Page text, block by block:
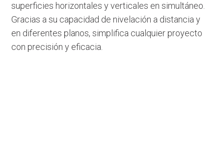
superficies horizontales y verticales en simultáneo.
Gracias a su capacidad de nivelación a distancia y
en diferentes planos, simplifica cualquier proyecto
con precisión y eficacia.